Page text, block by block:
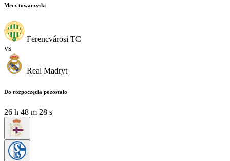
Mecz towarzyski
Ferencvárosi TC
vs
Real Madryt
Do rozpoczęcia pozostało
26 h 48 m 26 s